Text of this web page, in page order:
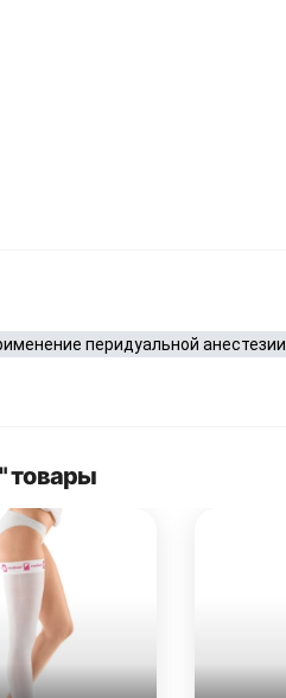
перидуальной анестезии
товары